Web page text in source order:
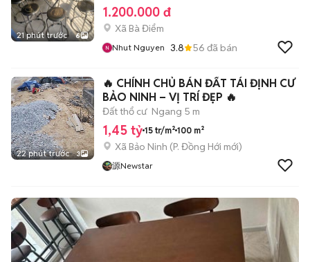
21 phút trước 6
1.200.000 đ
Xã Bà Điểm
Nhut Nguyen 3.8 56 đã bán
22 phút trước 3
🔥 CHÍNH CHỦ BÁN ĐẤT TÁI ĐỊNH CƯ
BẢO NINH – VỊ TRÍ ĐẸP 🔥
Đất thổ cư Ngang 5 m
1,45 tỷ 15 tr/m² 100 m²
Xã Bảo Ninh (P. Đồng Hới mới)
源Newstar